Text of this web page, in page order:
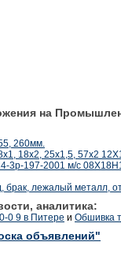
на
260мм.
18х2, 25х1,5, 57х2
197-2001 м/с
брак, лежалый металл,
аналитика:
0 9 в Питере и Обшивка
объявлений"